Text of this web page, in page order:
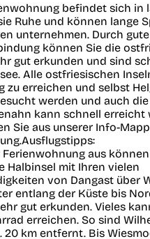
befindet sich in
Ruhe und können lange
unternehmen. Durch gute
können Sie die
gut erkunden und sind
Alle ostfriesischen
zu erreichen und selbst
werden und auch
kann schnell erreicht
Sie aus unserer Info-
Ferienwohnung aus
Halbinsel mit Ihren vielen
von Dangast über
entlang der Küste bis
gut erkunden. Vieles
erreichen. So sind
20 km entfernt. Bis